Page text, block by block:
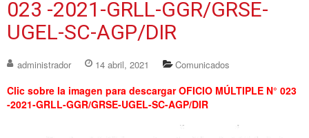
023 -2021-GRLL-GGR/GRSE-
UGEL-SC-AGP/DIR
administrador 14 abril, 2021 Comunicados
Clic sobre la imagen para descargar OFICIO MÚLTIPLE N° 023
-2021-GRLL-GGR/GRSE-UGEL-SC-AGP/DIR